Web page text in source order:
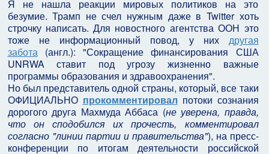
Я не нашла реакции мировых политиков на это
безумие. Трамп не счел нужным даже в Twitter хоть
строчку написать. Для новостного агентства ООН это
тоже не информационный повод, у них другая
забота(англ.): "Сокращение финансирования США
UNRWA ставит под угрозу жизненно важные
программы образования и здравоохранения".
Но был представитель одной страны, который, все таки
ОФИЦИАЛЬНО прокомментировал потоки сознания
дорогого друга Махмуда Аббаса (не уверена, правда,
что он сподобился их прочесть, комментировал
согласно "линии партии и правительства"), на пресс-
конференции по итогам деятельности российской